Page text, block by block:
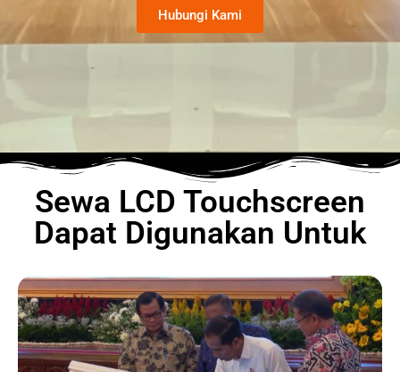
Hubungi Kami
Sewa LCD Touchscreen
Dapat Digunakan Untuk